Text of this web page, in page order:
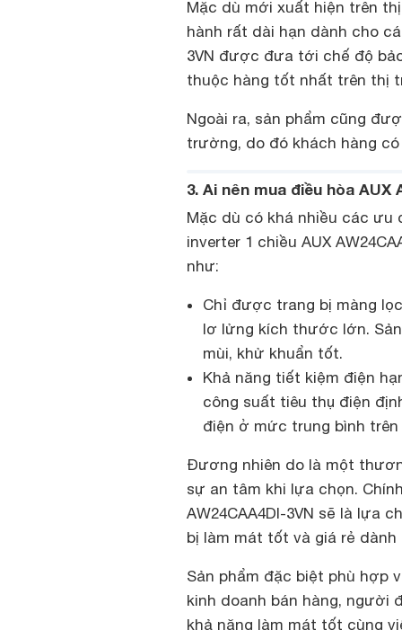
Mặc dù mới xuất hiện trên
hành rất dài hạn dành cho
3VN được đưa tới chế độ
thuộc hàng tốt nhất trên thị
Ngoài ra, sản phẩm cũng
trường, do đó khách hàng
3. Ai nên mua điều hòa AUX
Mặc dù có khá nhiều các ưu
inverter 1 chiều AUX
như:
Chỉ được trang bị màng
lơ lửng kích thước lớn.
mùi, khử khuẩn tốt.
Khả năng tiết kiệm điện
công suất tiêu thụ điện
điện ở mức trung bình
Đương nhiên do là một
sự an tâm khi lựa chọn.
AW24CAA4DI-3VN sẽ là lựa
bị làm mát tốt và giá rẻ
Sản phẩm đặc biệt phù hợp
kinh doanh bán hàng, người
khả năng làm mát tốt cùng